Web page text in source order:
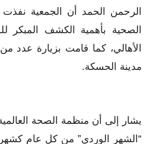
الرحمن الحمد أن الجمعية
الصحية بأهمية الكشف المبكر
الأهالي، كما قامت بزيارة عدد
مدينة الحسكة.
يشار إلى أن منظمة الصحة
“الشهر الوردي” من كل عام